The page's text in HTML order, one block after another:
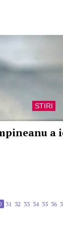
STIRI
a
31 32 33 34 35 36